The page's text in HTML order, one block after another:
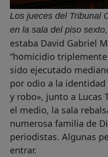
Los jueces del Tribunal
en la sala del piso
estaba David Gabriel
“homicidio
sido ejecutado
por odio a la identidad
y robo», junto a Lucas
el medio, la sala
numerosa familia de
periodistas. Algunas
entrar.